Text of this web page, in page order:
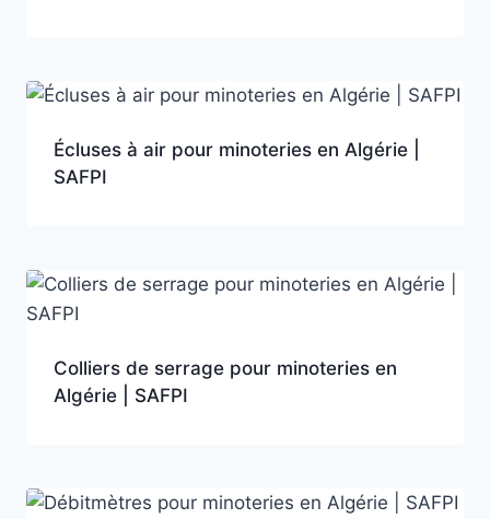
Écluses à air pour minoteries en Algérie |
SAFPI
Colliers de serrage pour minoteries en
Algérie | SAFPI